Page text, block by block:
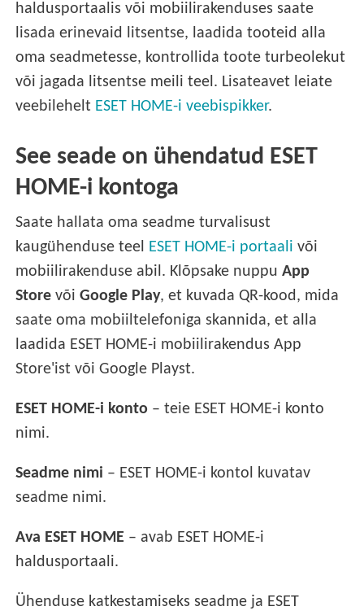
haldusportaalis või mobiilirakenduses saate
lisada erinevaid litsentse, laadida tooteid alla
oma seadmetesse, kontrollida toote turbeolekut
või jagada litsentse meili teel. Lisateavet leiate
veebilehelt ESET HOME-i veebispikker.
See seade on ühendatud ESET
HOME-i kontoga
Saate hallata oma seadme turvalisust
kaugühenduse teel
ESET HOME-i portaali või
mobiilirakenduse abil. Klõpsake nuppuApp
Store võiGoogle Play, et kuvada QR-kood, mida
saate oma mobiiltelefoniga skannida, et alla
laadida ESET HOME-i mobiilirakendus App
Store'ist või Google Playst.
ESET HOME-i konto – teie ESET HOME-i konto
nimi.
Seadme nimi – ESET HOME-i kontol kuvatav
seadme nimi.
Ava ESET HOME – avab ESET HOME-i
haldusportaali.
Ühenduse katkestamiseks seadme ja ESET